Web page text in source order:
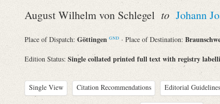
August Wilhelm von Schlegel to Johann
Place of Dispatch: Göttingen GND · Place of Destination:
Edition Status: Single collated printed full text with registry
Single View Citation Recommendations Editorial